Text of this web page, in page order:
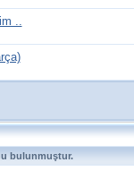
..
bulunmuştur.